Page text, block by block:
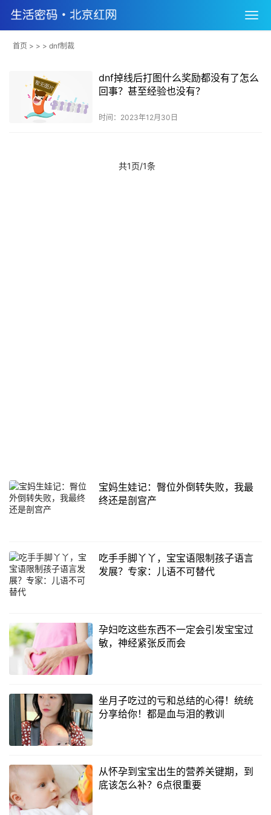
首页 > > > dnf制裁
dnf掉线后打图什么奖励都没有了怎么
回事？甚至经验也没有？
时间：2023年12月30日
共1页/1条
宝妈生娃记：臀位外倒转失败，我最
终还是剖宫产
吃手手脚丫丫，宝宝语限制孩子语言
发展？专家：儿语不可替代
孕妇吃这些东西不一定会引发宝宝过
敏，神经紧张反而会
坐月子吃过的亏和总结的心得！统统
分享给你！都是血与泪的教训
从怀孕到宝宝出生的营养关键期，到
底该怎么补？6点很重要